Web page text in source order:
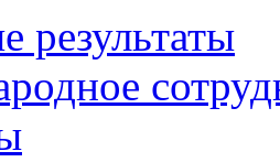
результаты